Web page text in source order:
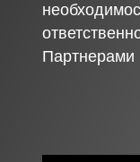
Партнерами